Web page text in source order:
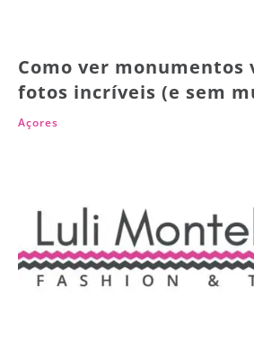
Como ver monumentos
fotos incríveis (e sem
Açores